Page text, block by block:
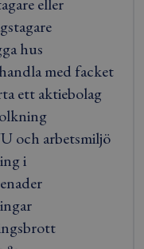
eller
hus
med facket
ett aktiebolag
och arbetsmiljö
i